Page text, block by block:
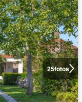
25fotos